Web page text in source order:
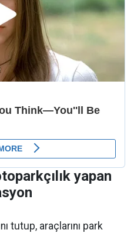
yapan
tutup, araçlarını park